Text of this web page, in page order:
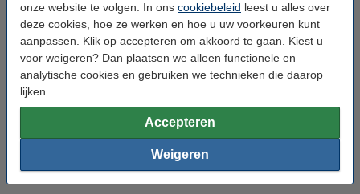
onze website te volgen. In ons cookiebeleid leest u alles over
deze cookies, hoe ze werken en hoe u uw voorkeuren kunt
aanpassen. Klik op accepteren om akkoord te gaan. Kiest u
voor weigeren? Dan plaatsen we alleen functionele en
analytische cookies en gebruiken we technieken die daarop
lijken.
Accepteren
Weigeren
3D print nabewerking set
3DLAC hechtspray (400 ml)
Magigoo Pro Flex lijmstift voor flexibel filament
50 ml